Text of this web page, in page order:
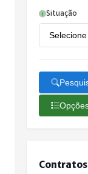
Situação
Contratos